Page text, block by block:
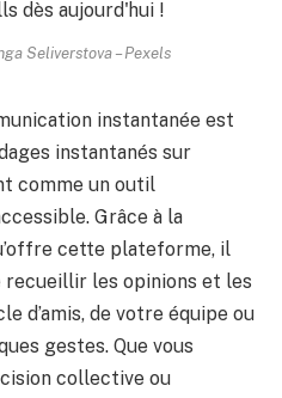
Seliverstova – Pexels
instantanée est
instantanés sur
comme un outil
Grâce à la
cette plateforme, il
recueillir les opinions et les
d’amis, de votre équipe ou
gestes. Que vous
collective ou